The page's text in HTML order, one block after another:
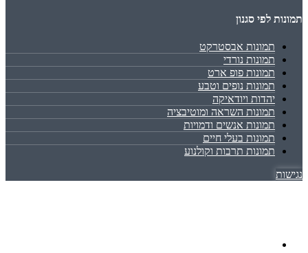
תמונות לפי סגנון
תמונות אבסטרקט
תמונות נורדי
תמונות פופ ארט
תמונות נופים וטבע
יהדות ויודאיקה
תמונות השראה ומוטיבציה
תמונות אנשים ודמויות
תמונות בעלי חיים
תמונות תרבות וקולנוע
נגישות